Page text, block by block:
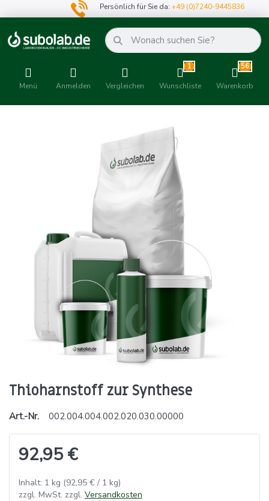
Persönlich für Sie da:+49 (0)7240-9445836
Menü Anmelden Vergleichen
1
Wunschliste
56
Warenkorb
Thioharnstoff zur Synthese
Art.-Nr. 002.004.004.002.020.030.00000
92,95 €
Inhalt: 1 kg (92,95 € / 1 kg)
zzgl. MwSt. zzgl. Versandkosten